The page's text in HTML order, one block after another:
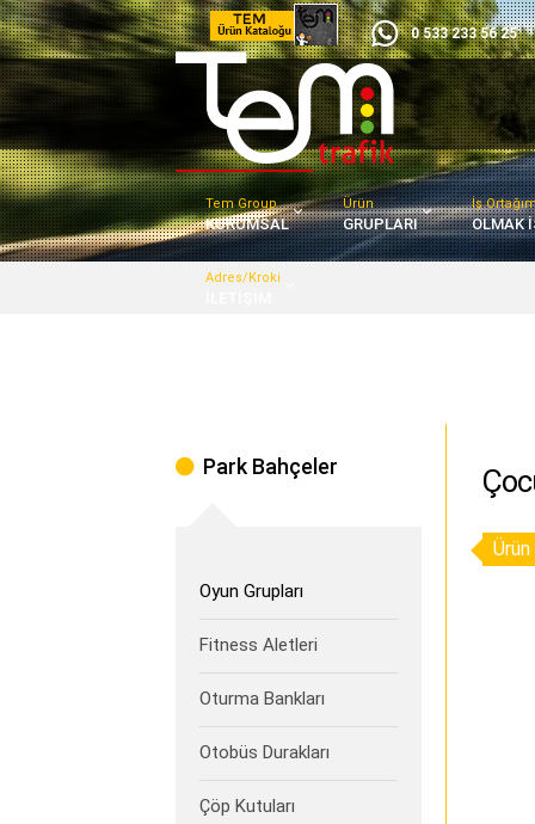
0 533 233 56 25
Tem Group
KURUMSAL
Ürün
GRUPLARI
İş
OLMAK
Adres/Kroki
Park Bahçeler
Oyun Grupları
Fitness Aletleri
Oturma Bankları
Otobüs Durakları
Çöp Kutuları